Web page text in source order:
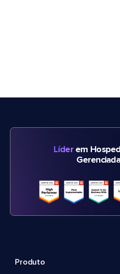
Líderem
Produto